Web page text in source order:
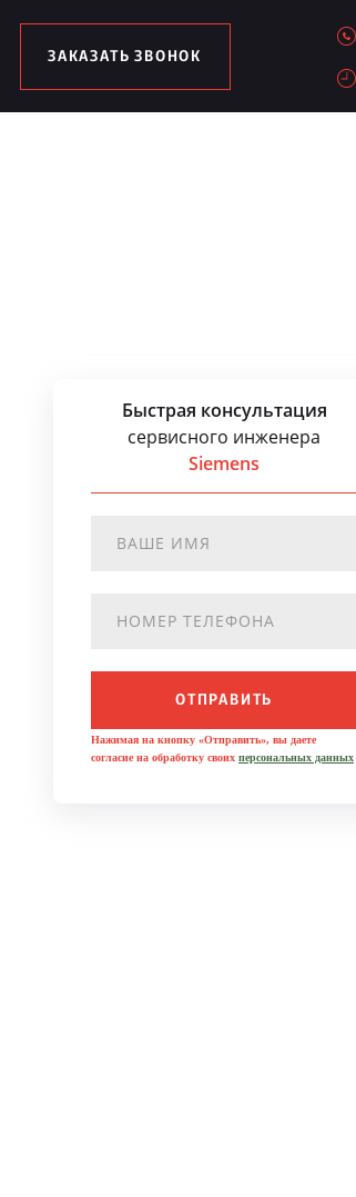
ЗАКАЗАТЬ ЗВОНОК
Быстрая консультация
сервисного инженера
Siemens
ОТПРАВИТЬ
Нажимая на кнопку «Отправить», вы даете
согласие на обработку своих персональных данных